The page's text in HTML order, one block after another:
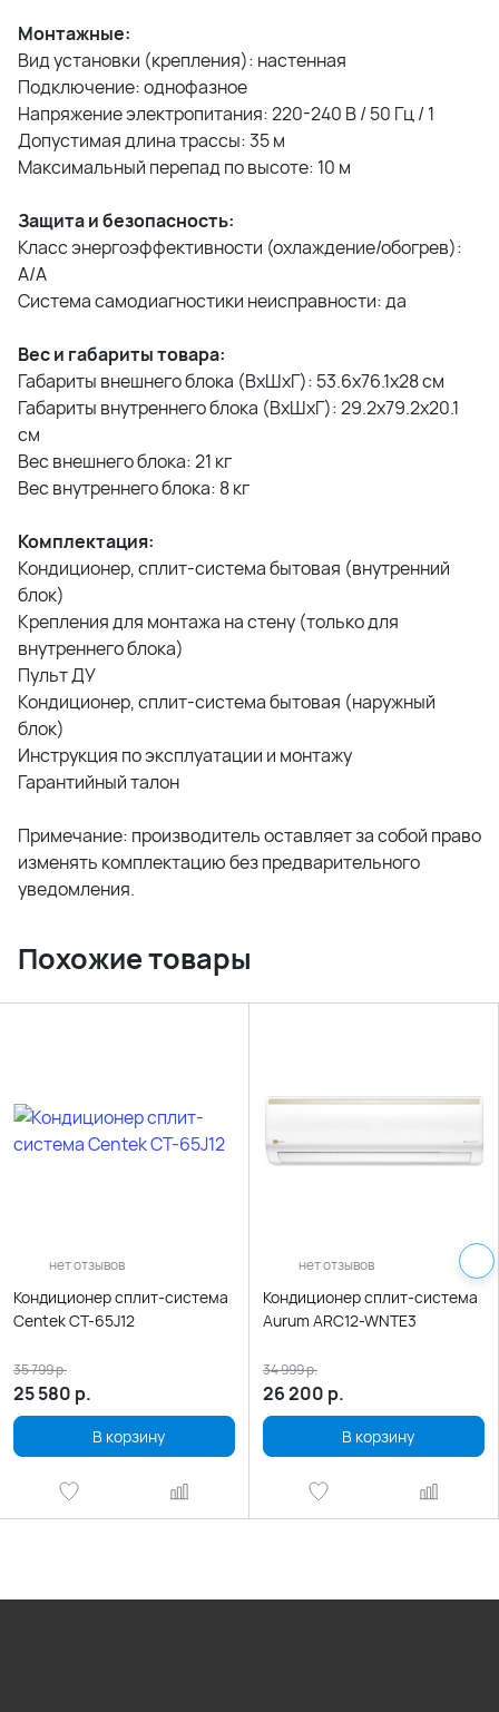
Монтажные:
Вид установки (крепления): настенная
Подключение: однофазное
Напряжение электропитания: 220-240 В / 50 Гц / 1
Допустимая длина трассы: 35 м
Максимальный перепад по высоте: 10 м
Защита и безопасность:
Класс энергоэффективности (охлаждение/обогрев):
А/A
Система самодиагностики неисправности: да
Вес и габариты товара:
Габариты внешнего блока (ВхШхГ): 53.6х76.1х28 см
Габариты внутреннего блока (ВхШхГ): 29.2х79.2х20.1
см
Вес внешнего блока: 21 кг
Вес внутреннего блока: 8 кг
Комплектация:
Кондиционер, сплит-система бытовая (внутренний
блок)
Крепления для монтажа на стену (только для
внутреннего блока)
Пульт ДУ
Кондиционер, сплит-система бытовая (наружный
блок)
Инструкция по эксплуатации и монтажу
Гарантийный талон
Примечание: производитель оставляет за собой право
изменять комплектацию без предварительного
уведомления.
Похожие товары
нет отзывов
Кондиционер сплит-система
Centek CT-65J12
25 580 р.
35 799р.
В корзину
нет отзывов
Кондиционер сплит-система
Aurum ARC12-WNTE3
26 200 р.
34 999р.
В корзину